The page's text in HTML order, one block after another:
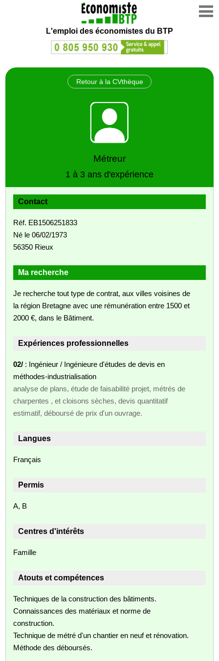
L'emploi des économistes du BTP
Retour à la CVthèque
Métreur
1 à 3 ans d'expérience
Contact
Réf. EB1506251833
Né le 06/02/1973
56350 Rieux
Ma recherche
Je recherche tout type de contrat, aux villes voisines de
la région Bretagne avec une rémunération entre 1500 et
2000 €, dans le Bâtiment.
Expériences professionnelles
02/ : Ingénieur / Ingénieure d'études de devis en
méthodes-industrialisation
analyse de plans, étude de faisabilité projet, métrés de
charpentes , et cloisons sèches, devis quantitatif
estimatif, déboursé de prix d'un ouvrage.
Langues
Français
Permis
A, B
Centres d'intérêts
Famille
Atouts et compétences
Techniques de la construction des bâtiments.
Connaissances des matériaux et norme de
construction.
Technique de métré d'un chantier en neuf et rénovation.
Méthode des déboursés.